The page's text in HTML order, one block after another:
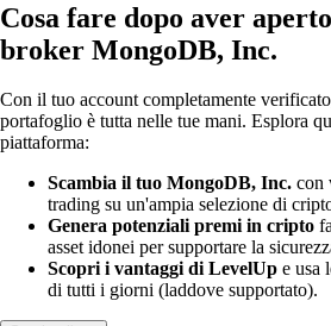
Cosa fare dopo aver
broker MongoDB, Inc.
Con il tuo account completamente
portafoglio è tutta nelle tue mani. Esplora
piattaforma:
Scambia il tuo MongoDB, Inc. con
trading su un'ampia selezione di
Genera potenziali premi in cripto
asset idonei per supportare la
Scopri i vantaggi di LevelUp e usa
di tutti i giorni (laddove supportato).